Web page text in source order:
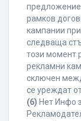
рамков
кампании
следваща
този момент
рекламни
сключен
се уреждат
(6) Нет Инфо